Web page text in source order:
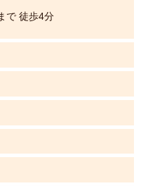
徒歩4分